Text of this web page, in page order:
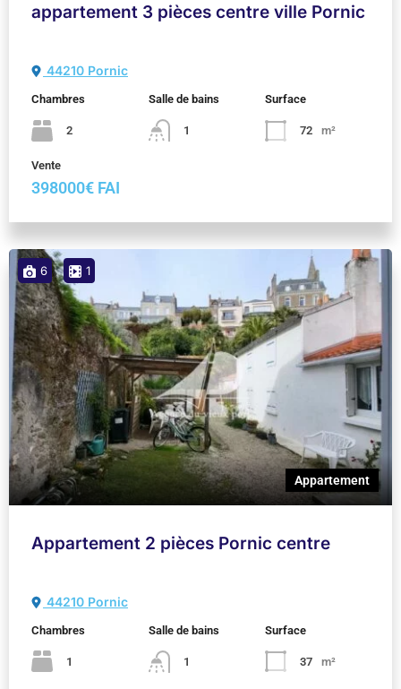
appartement 3 pièces centre ville Pornic
44210 Pornic
Chambres
2
Salle de bains
1
Surface
72 m²
Vente
398000€ FAI
6 1
Appartement
Appartement 2 pièces Pornic centre
44210 Pornic
Chambres
1
Salle de bains
1
Surface
37 m²